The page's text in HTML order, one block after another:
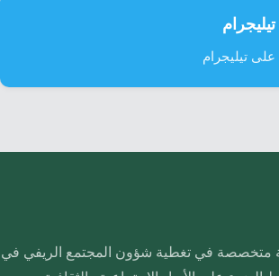
على تيليجرام
متخصصة في تغطية شؤون المجتمع الريفي في